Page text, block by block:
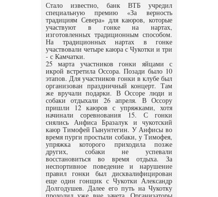
Стало известно, банк ВТБ учредил
специальную премию «За верность
традициям Севера» для каюров, которые
участвуют в гонке на нартах,
изготовленных традиционным способом.
На традиционных нартах в гонке
участвовали четыре каюра с Чукотки и три
- с Камчатки.
25 марта участников гонки яйцами с
икрой встретила Оссора. Позади было 10
этапов. Для участников гонки в клубе был
организован праздничный концерт. Там
же вручали подарки. В Оссоре люди и
собаки отдыхали 26 апреля. В Оссору
пришли 12 каюров с упряжками, хотя
начинали соревнования 15. С гонки
снялись Анфиса Бразалук и чукотский
каюр Тимофей Гынунтегин. У Анфисы во
время пурги простыли собаки, у Тимофея,
упряжка которого приходила позже
других, собаки не успевали
восстановиться во время отдыха. За
неспортивное поведение и нарушение
правил гонки был дисквалифицирован
еще один гонщик с Чукотки Александр
Долгодушев. Далее его путь на Чукотку